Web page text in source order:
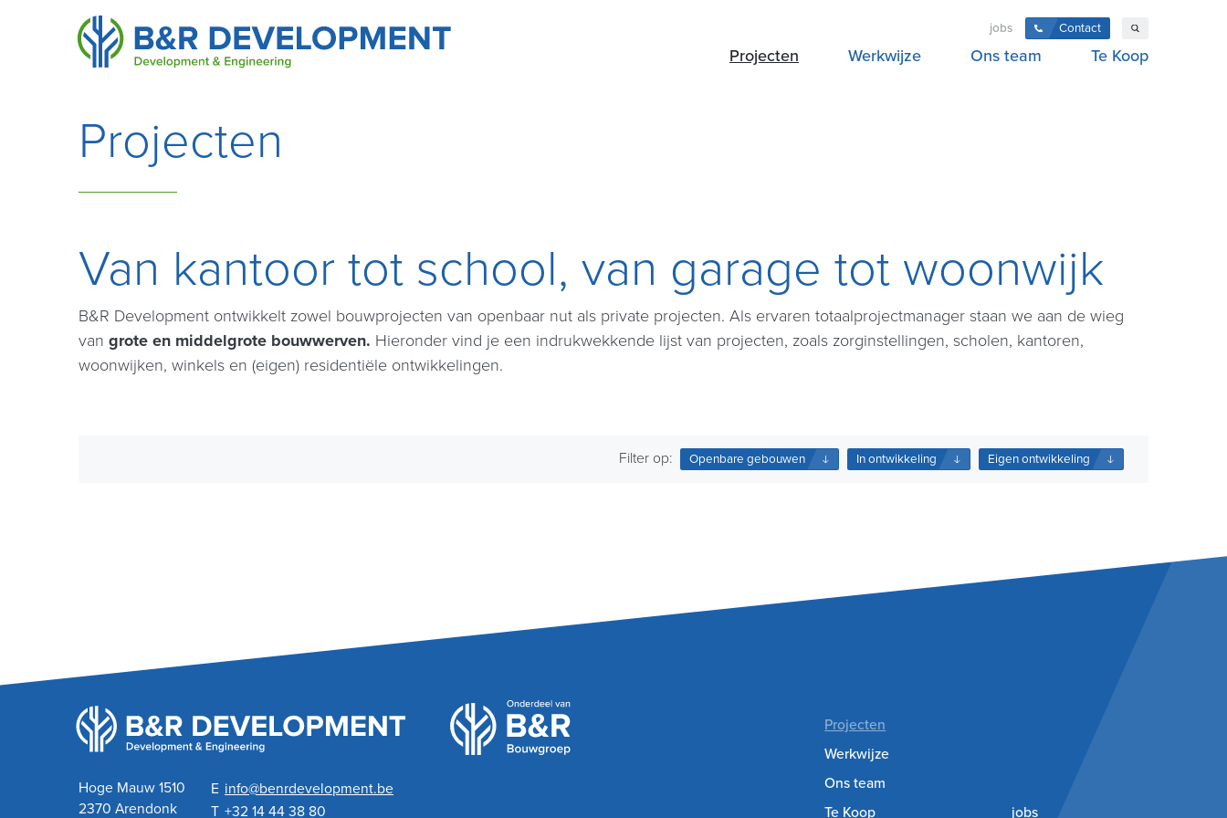
jobs Contact
Projecten Werkwijze Ons team Te Koop
Projecten
Van kantoor tot school, van garage tot woonwijk
B&R Development ontwikkelt zowel bouwprojecten van openbaar nut als private projecten. Als ervaren totaalprojectmanager staan we aan de wieg
van grote en middelgrote bouwwerven. Hieronder vind je een indrukwekkende lijst van projecten, zoals zorginstellingen, scholen, kantoren,
woonwijken, winkels en (eigen) residentiële ontwikkelingen.
Filter op: Openbare gebouwen In ontwikkeling Eigen ontwikkeling
Hoge Mauw 1510
2370 Arendonk
E info@benrdevelopment.be
T +32 14 44 38 80
Projecten
Werkwijze
Ons team
Te Koop
jobs